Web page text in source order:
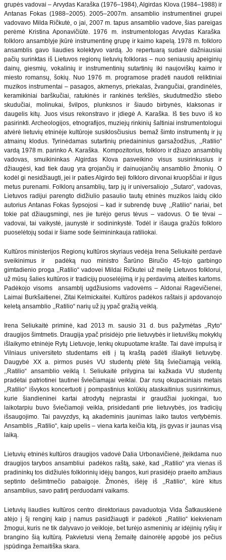
grupės vadovai – Arvydas Karaška (1976–1984), Algirdas Klova (1984–1988) ir
Antanas Fokas (1988–2005). 2005–2007m. ansamblio instrumentinei grupei
vadovavo Milda Ričkutė, o jai, 2007 m. tapus ansamblio vadove, šias pareigas
perėmė Kristina Aponavičiūtė. 1976 m. instrumentologas Arvydas Karaška
folkloro ansamblyje įkūrė instrumentinę grupę ir kaimo kapelą. 1978 m. folkloro
ansamblis gavo liaudies kolektyvo vardą. Jo repertuarą sudarė dažniausiai
pačių surinktas iš Lietuvos regionų lietuvių folkloras – nuo seniausių apeiginių
dainų, giesmių, vokalinių ir instrumentinių sutartinių iki naujoviškų kaimo ir
miesto romansų, šokių. Nuo 1976 m. programose pradėti naudoti reliktiniai
muzikos instrumentai – pasagos, akmenys, priekalas, žvangučiai, grandinėlės,
keramikiniai barškučiai, ratukinės ir rankinės terkšlės, skudutmedžio stiebo
skudučiai, molinukai, švilpos, plunksnos ir šiaudo birbynės, klaksonas ir
daugelis kitų. Juos visus rekonstravo ir įdiegė A. Karaška. Iš ties buvo iš ko
pasirinkti. Archeologijos, etnografijos, muziejų rinkinių šaltiniai instrumentologui
atvėrė lietuvių etninėje kultūroje susiklosčiusius bemaž šimto instrumentų ir jų
atmainų klodus. Tyrinėdamas sutartinių priedaininius garsažodžius, ,,Ratilio“
vardą 1978 m. parinko A. Karaška. Kompozitorius, folkloro ir džiazo ansamblių
vadovas, smuikininkas Algirdas Klova pasveikino visus susirinkusius ir
džiaugėsi, kad tiek daug yra grojančių ir dainuojančių ansamblio žmonių. O
kodėl gi nesidžiaugti, jei ir paties Algirdo tieji folkloro dirvonai kruopščiai ir ilgus
metus purenami. Folklorų ansamblių, tarp jų ir universaliojo ,,Sutaro“, vadovas,
Lietuvos radijui parengto didžiulio pasaulio tautų etninės muzikos laidų ciklo
autorius Antanas Fokas šypsojosi – kad ir subrendę buvę ,,Ratilio“ nariai, bet
tokie pat džiaugsmingi, nes jie turėjo gerus tėvus – vadovus. O tie tėvai –
vadovai, tai vaikystė, jaunystė ir sodininkystė. Todėl ir išauga gražūs folkloro
puoselėtojų sodai ir šiame sode šeimininkauja ratiliokai.
Kultūros ministerijos Regionų kultūros skyriaus vedėja Irena Seliukaitė perdavė
sveikinimus ir padėką nuo ministro Šarūno Biručio 45-tojo garbingo
gimtadienio proga ,,Ratilio“ vadovei Mildai Ričkutei už meilę Lietuvos folklorui,
už mūsų šalies kultūros ir tradicijų puoselėjimą ir jų perdavimą ateities kartoms.
Padėkojo visoms ansamblį ugdžiusioms vadovėms – Aldonai Ragevičienei,
Laimai Burkšaitienei, Zitai Kelmickaitei. Kultūros padėkos raštais ji apdovanojo
keletą ansamblio ,,Ratilio“ narių už jų ypač gražią veiklą.
Irena Seliukaitė priminė, kad 2013 m. sausio 31 d. bus pažymėtas ,,Ryto“
draugijos šimtmetis. Draugija ypač prisidėjo prie lietuvybės ir lietuviškų mokyklų
išlaikymo etninėje Rytų Lietuvoje, lenkų okupuotame krašte. Tai davė impulsą ir
Vilniaus universiteto studentams eiti į tą kraštą padėti išlaikyti lietuvybę.
Daugybė XX a. pirmos pusės VU studentų plėtė šitą šviečiamąją veiklą.
,,Ratilio“ ansamblio veiklą I. Seliukaitė prilygina tai kažkada VU studentų
pradėtai patriotinei tautinei šviečiamajai veiklai. Dar rusų okupaciniais metais
,,Ratilio“ išvykos koncertuoti į pompastinius kolūkių ataskaitinius susirinkimus,
kurie šiandieninei kartai atrodytų neįprastai ir graudžiai juokingai, tuo
laikotarpiu buvo šviečiamoji veikla, prisidedanti prie lietuvybės, jos tradicijų
išsaugojimo. Tai pavyzdys, ką akademinis jaunimas laiko tautos vertybėmis.
Ansamblis ,,Ratilio“, kaip upelis – viena karta keičia kitą, jis gyvas ir jaunas visą
laiką.
Lietuvių etninės kultūros draugijos vadovė Dalia Urbonavičienė, įteikdama nuo
draugijos tarybos ansambliui padėkos raštą, sakė, kad ,,Ratilio“ yra vienas iš
pradininkų tos didžiulės folklorinių idėjų bangos, kuri prasidėjo praeito amžiaus
septinto dešimtmečio pabaigoje. Žmonės, išėję iš ,,Ratilio“, kūrė kitus
ansamblius, savo patirtį perduodami vaikams.
Lietuvių liaudies kultūros centro direktoriaus pavaduotoja Vida Šatkauskienė
atėjo į šį renginį kaip į namus pasidžiaugti ir padėkoti ,,Ratilio“ kiekvienam
žmogui, kuris ne tik dalyvavo jo veikloje, bet turėjo asmeninių ar idėjinių ryšių ir
brangino šią kultūrą. Pakvietusi vieną žemaitę dainorėlę apgobė jos pečius
įspūdinga žemaitiška skara.